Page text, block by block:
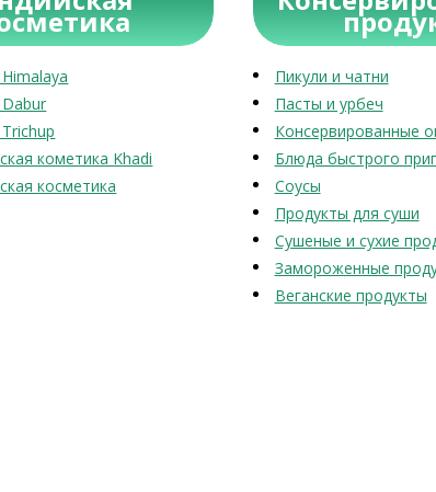
кометика Khadi
косметика
Пикули и чатни
Пасты и урбеч
Консервированные
Блюда быстрого
Соусы
Продукты для суши
Сушеные и сухие
Замороженные
Веганские продукты